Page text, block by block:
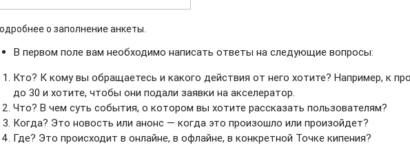
о заполнение анкеты.
В первом поле вам необходимо написать ответы на следующие вопросы:
Кто? К кому вы обращаетесь и какого действия от него хотите? Например, к
до 30 и хотите, чтобы они подали заявки на акселератор.
Что? В чем суть события, о котором вы хотите рассказать пользователям?
Когда? Это новость или анонс — когда это произошло или произойдет?
Где? Это происходит в онлайне, в офлайне, в конкретной Точке кипения?